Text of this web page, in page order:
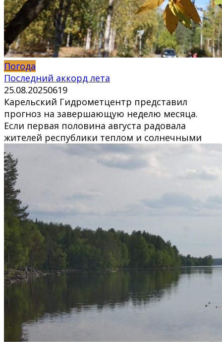
Погода
Последний аккорд лета
25.08.20250619
Карельский Гидрометцентр представил
прогноз на завершающую неделю месяца.
Если первая половина августа радовала
жителей республики теплом и солнечными